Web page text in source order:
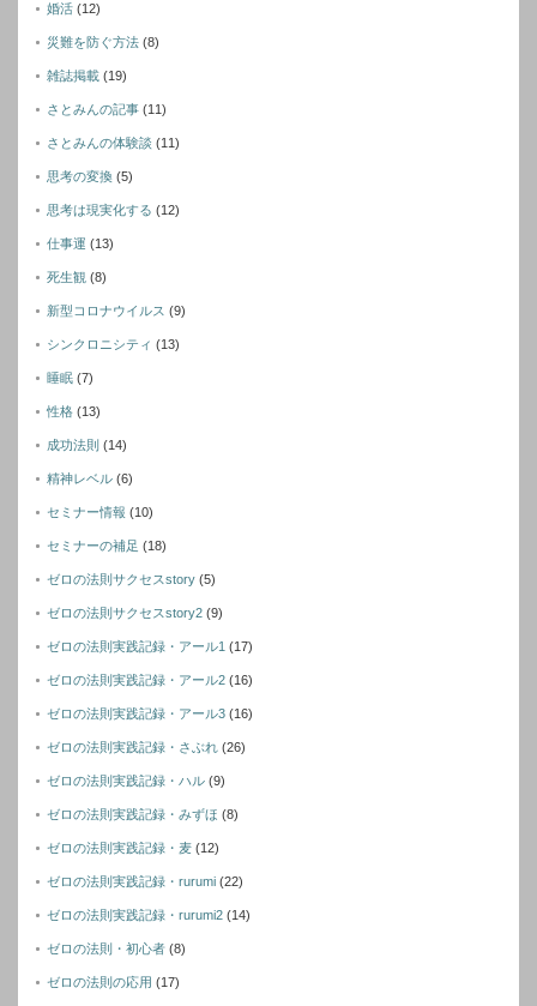
婚活 (12)
災難を防ぐ方法 (8)
雑誌掲載 (19)
さとみんの記事 (11)
さとみんの体験談 (11)
思考の変換 (5)
思考は現実化する (12)
仕事運 (13)
死生観 (8)
新型コロナウイルス (9)
シンクロニシティ (13)
睡眠 (7)
性格 (13)
成功法則 (14)
精神レベル (6)
セミナー情報 (10)
セミナーの補足 (18)
ゼロの法則サクセスstory (5)
ゼロの法則サクセスstory2 (9)
ゼロの法則実践記録・アール1 (17)
ゼロの法則実践記録・アール2 (16)
ゼロの法則実践記録・アール3 (16)
ゼロの法則実践記録・さぶれ (26)
ゼロの法則実践記録・ハル (9)
ゼロの法則実践記録・みずほ (8)
ゼロの法則実践記録・麦 (12)
ゼロの法則実践記録・rurumi (22)
ゼロの法則実践記録・rurumi2 (14)
ゼロの法則・初心者 (8)
ゼロの法則の応用 (17)